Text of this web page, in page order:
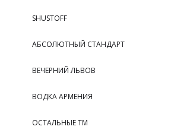
SHUSTOFF
АБСОЛЮТНЫЙ СТАНДАРТ
ВЕЧЕРНИЙ ЛЬВОВ
ВОДКА АРМЕНИЯ
ОСТАЛЬНЫЕ ТМ